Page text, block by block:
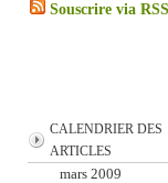
Souscrire via RSS
CALENDRIER DES
ARTICLES
mars 2009